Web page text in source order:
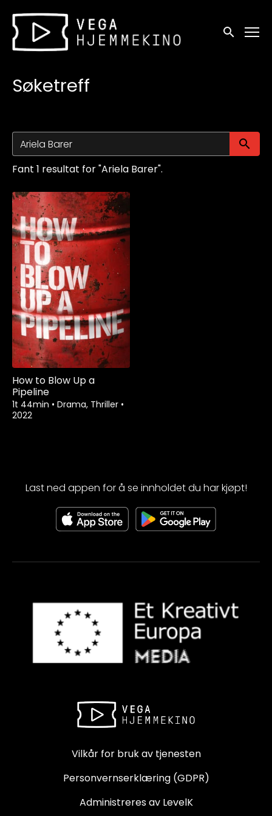
Tilgjengelighetslenker
Søk
Søketreff
Fant 1 resultat for "Ariela Barer".
How to Blow Up a
Pipeline
1t 44min • Drama, Thriller •
2022
Last ned appen for å se innholdet du har kjøpt!
Vilkår for bruk av tjenesten
Personvernserklæring (GDPR)
Administreres av LevelK